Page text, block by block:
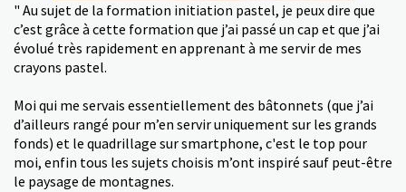
" Au sujet de la formation initiation pastel, je peux dire que
c’est grâce à cette formation que j’ai passé un cap et que j’ai
évolué très rapidement en apprenant à me servir de mes
crayons pastel.
Moi qui me servais essentiellement des bâtonnets (que j’ai
d’ailleurs rangé pour m’en servir uniquement sur les grands
fonds) et le quadrillage sur smartphone, c'est le top pour
moi, enfin tous les sujets choisis m’ont inspiré sauf peut-être
le paysage de montagnes.